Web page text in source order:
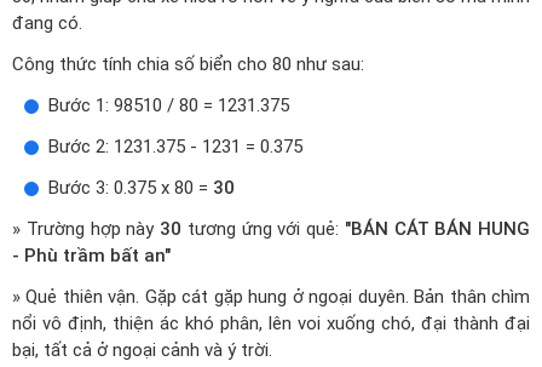
đang có.
Công thức tính chia số biển cho 80 như sau:
Bước 1: 98510 / 80 = 1231.375
Bước 2: 1231.375 - 1231 = 0.375
Bước 3: 0.375 x 80 = 30
» Trường hợp này 30 tương ứng với quẻ: "BÁN CÁT BÁN HUNG
- Phù trầm bất an"
» Quẻ thiên vận. Gặp cát gặp hung ở ngoại duyên. Bản thân chìm
nổi vô định, thiện ác khó phân, lên voi xuống chó, đại thành đại
bại, tất cả ở ngoại cảnh và ý trời.